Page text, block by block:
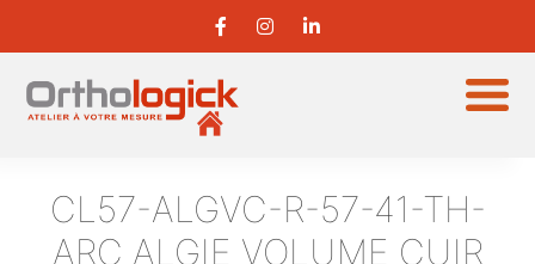
CL57-ALGVC-R-57-41-TH-
ARC ALGIE VOLUME CUIR